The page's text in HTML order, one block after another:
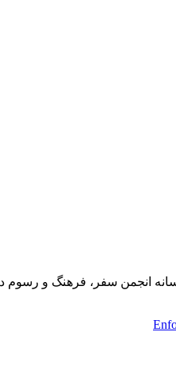
انجمن سفر، فرهنگ و